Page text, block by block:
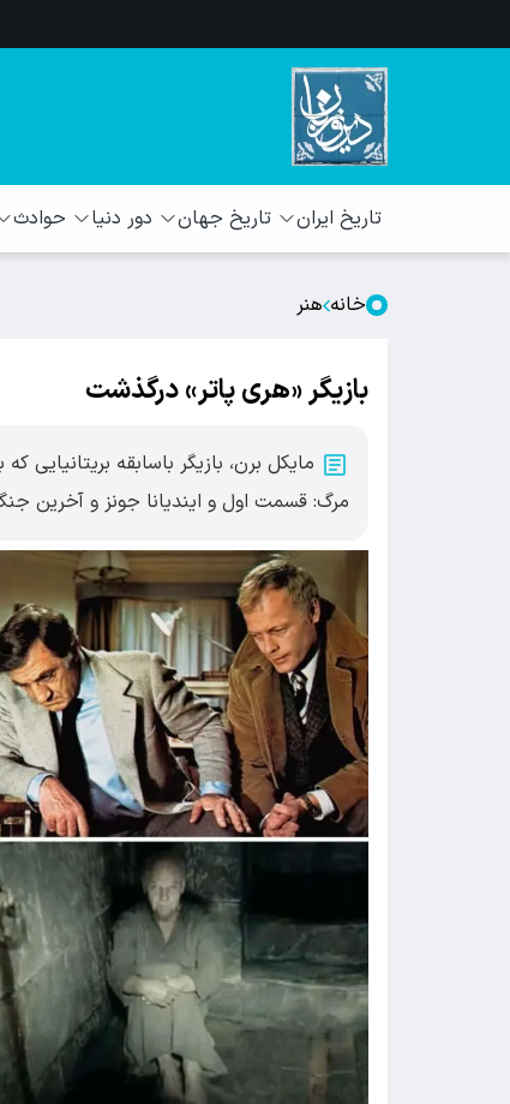
تاریخ ایران تاریخ جهان دور دنیا حوادث
خانه هنر
بازیگر «هری پاتر» درگذشت
مایکل برن، بازیگر باسابقه بریتانیایی
مرگ: قسمت اول و ایندیانا جونز و آخرین جنگ